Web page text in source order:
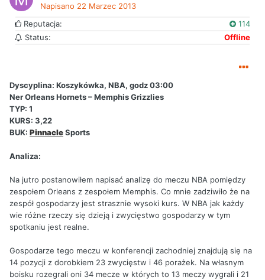
Napisano 22 Marzec 2013
Reputacja:
114
Status:
Offline
Dyscyplina: Koszykówka, NBA, godz 03:00
Ner Orleans Hornets – Memphis Grizzlies
TYP: 1
KURS: 3,22
BUK: PinnacleSports
Analiza:
Na jutro postanowiłem napisać analizę do meczu NBA pomiędzy
zespołem Orleans z zespołem Memphis. Co mnie zadziwiło że na
zespół gospodarzy jest strasznie wysoki kurs. W NBA jak każdy
wie różne rzeczy się dzieją i zwycięstwo gospodarzy w tym
spotkaniu jest realne.
Gospodarze tego meczu w konferencji zachodniej znajdują się na
14 pozycji z dorobkiem 23 zwycięstw i 46 porażek. Na własnym
boisku rozegrali oni 34 mecze w których to 13 meczy wygrali i 21